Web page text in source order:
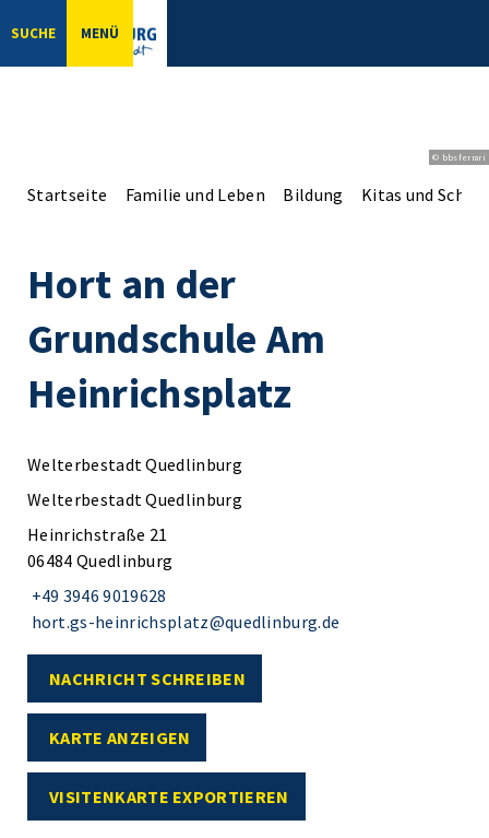
SUCHE MENÜ
© bbsferrari
Startseite Familie und Leben Bildung Kitas und
Hort an der
Grundschule Am
Heinrichsplatz
Welterbestadt Quedlinburg
Welterbestadt Quedlinburg
Heinrichstraße 21
06484 Quedlinburg
+49 3946 9019628
hort.gs-heinrichsplatz@quedlinburg.de
NACHRICHT SCHREIBEN
KARTE ANZEIGEN
VISITENKARTE EXPORTIEREN